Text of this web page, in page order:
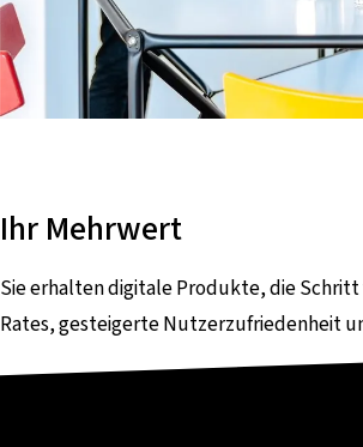
Ihr Mehrwert
Sie erhalten digitale Produkte, die Schritt
Rates, gesteigerte Nutzerzufriedenheit